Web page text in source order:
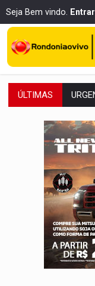
Seja Bem vindo. Entrar
ÚLTIMAS
'OS
SOB
DA